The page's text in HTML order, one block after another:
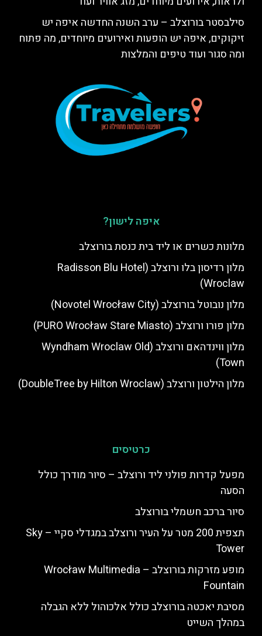
סילבסטר בורוצלב – ערב השנה החדשה איפה יש
זיקוקים, איפה יש הופעות ואירועים מיוחדים, מה פתוח
ומה סגור ועוד טיפים והמלצות
איפה לישון?
מלונות כשרים או ליד בית כנסת בורוצלב
מלון רדיסון בלו ורוצלב (Radisson Blu Hotel
Wroclaw)
מלון נובוטל בורוצלב (Novotel Wrocław City)
מלון פורו ורוצלב (PURO Wrocław Stare Miasto)
מלון ווינדהאם ורוצלב (Wyndham Wroclaw Old
Town)
מלון הילטון ורוצלב (DoubleTree by Hilton Wroclaw)
כרטיסים
מפעל קדרות פולני ליד ורוצלב – סיור מודרך כולל
הסעה
סיור ברכב חשמלי בורוצלב
תצפית 200 מטר על העיר ורוצלב במגדלי סקיי – Sky
Tower
מופע מזרקות בורוצלב – Wrocław Multimedia
Fountain
מסיבת יאכטה בורוצלב כולל אלכוהול ללא הגבלה
במהלך השייט